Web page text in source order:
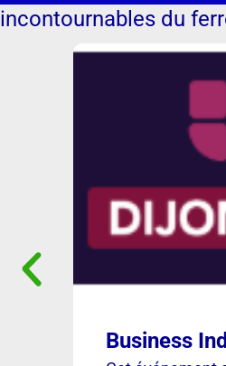
incontournables du
Business